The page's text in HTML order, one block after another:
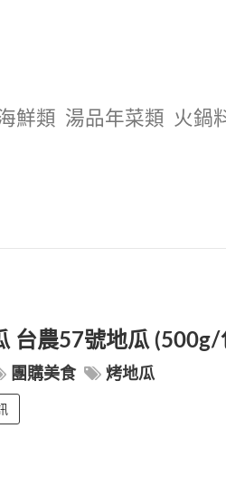
鮮類 湯品年菜類 火鍋
台農57號地瓜 (500g/
團購美食 烤地瓜